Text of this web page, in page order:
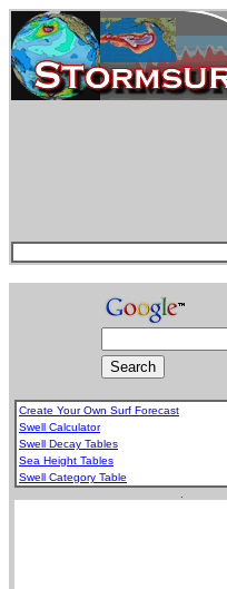
Create Your Own Surf Forecast
Swell Calculator
Swell Decay Tables
Sea Height Tables
Swell Category Table